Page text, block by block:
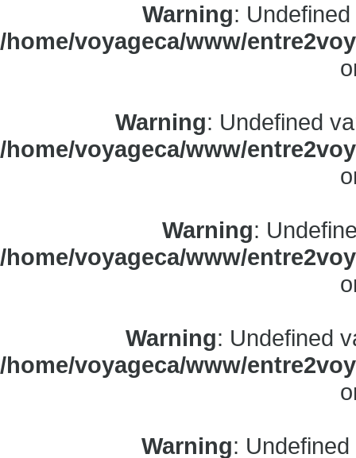
Warning:
/home/voyageca/www/
Warning: Undefined
/home/voyageca/www/
Warning:
/home/voyageca/www/
Warning: Undefined
/home/voyageca/www/
Warning: